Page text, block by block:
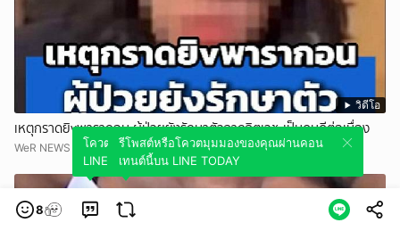
วิดีโอ
เหตุกราดยิvพารากอน ผู้ป่วยยังรักษาตัวจากจิตเวช-เป็นคนดีต่อเนื่อง
WeR NEWS
8
โควตมุมมองของคุณผ่านคอนเทนต์นี้บน
LINE TODAY
รีโพสต์หรือโควตมุมมองของคุณผ่านคอน
เทนต์นี้บน LINE TODAY